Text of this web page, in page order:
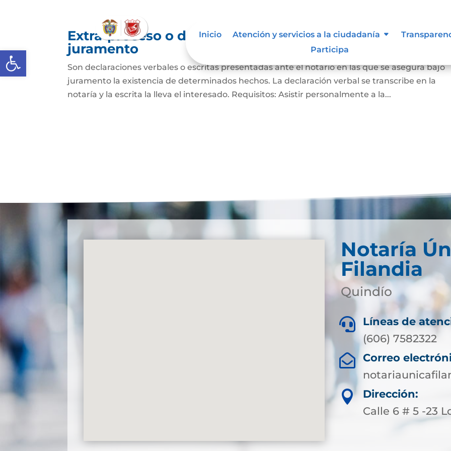
Abrir barra de herramientas
Inicio Atención y servicios a la ciudadanía
Participa
Extra-proceso o declaración bajo la gravedad de
juramento
Son declaraciones verbales o escritas presentadas ante el notario en las que se asegura bajo
juramento la existencia de determinados hechos. La declaración verbal se transcribe en la
notaría y la escrita la lleva el interesado. Requisitos: Asistir personalmente a la...
Notaría
Filandia
Quindío

Líneas de
(606) 7582322

Correo

Dirección:
Calle 6 # 5 -23